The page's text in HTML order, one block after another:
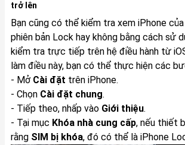
trở lên
Bạn cũng có thể kiểm tra xem iPhone
phiên bản Lock hay không bằng cách sử
kiểm tra trực tiếp trên hệ điều hành từ
làm điều này, bạn có thể thực hiện các
- Mở Cài đặt trên iPhone.
- Chọn Cài đặt chung.
- Tiếp theo, nhấp vào Giới thiệu.
- Tại mục Khóa nhà cung cấp, nếu thiết
rằng SIM bị khóa, đó có thể là iPhone